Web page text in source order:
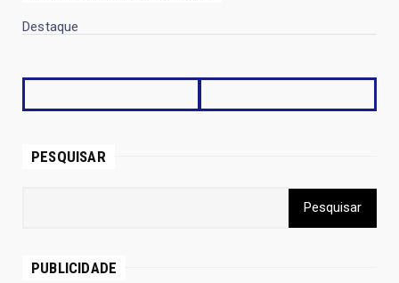
Destaque
PESQUISAR
PUBLICIDADE